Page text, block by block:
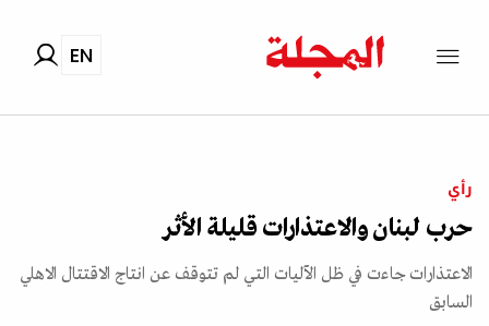
EN
رأي
حرب لبنان والاعتذارات قليلة الأثر
الاعتذارات جاءت في ظل الآليات التي لم تتوقف عن انتاج الاقتتال الاهلي
السابق